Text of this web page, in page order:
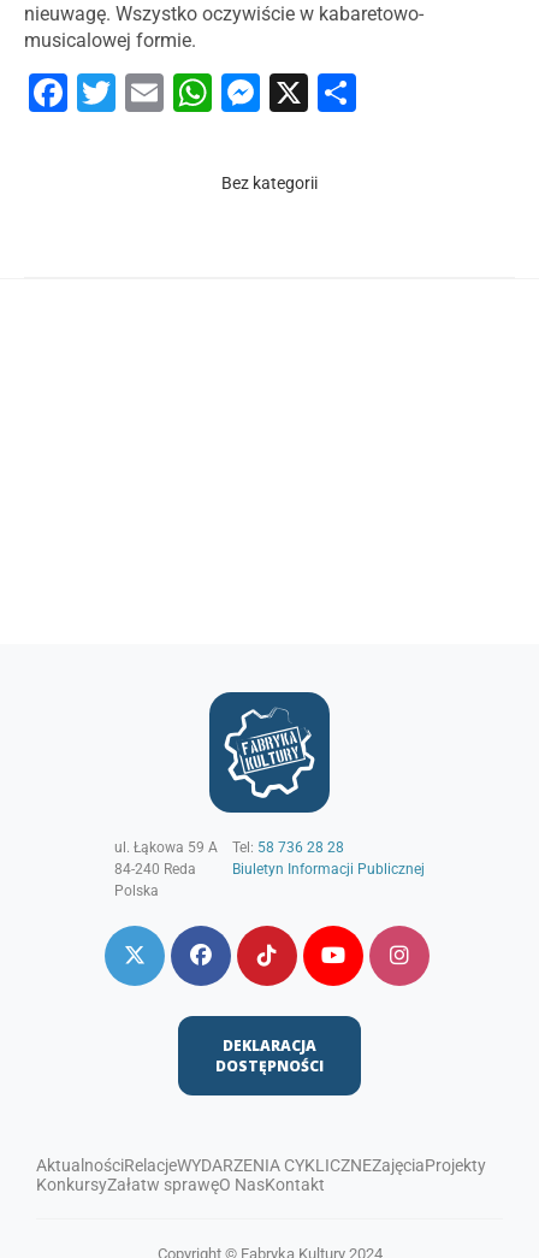
nieuwagę. Wszystko oczywiście w kabaretowo-
musicalowej formie.
Facebook
Twitter
EmailWhatsApp
Messenger
X
Bez kategorii
ul. Łąkowa 59 A
84-240 Reda
Polska
Tel: 58 736 28 28
Biuletyn Informacji Publicznej
DEKLARACJA
DOSTĘPNOŚCI
AktualnościRelacjeWYDARZENIA CYKLICZNEZajęciaProjekty
KonkursyZałatw sprawęO NasKontakt
Copyright © Fabryka Kultury 2024